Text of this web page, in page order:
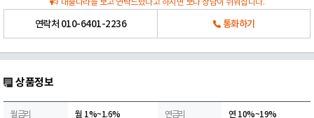
대출나라를 보고 연락드렸다고 하시면 보다 상담이 쉬워집니다.
연락처 010-6401-2236 통화하기
상품정보
월금리 월 1%~1.6% 연금리 연 10%~19%